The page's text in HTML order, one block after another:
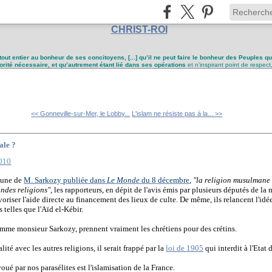
CHRIST-ROI
entier au bonheur de ses concitoyens, [...] qu’il ne peut faire le bonheur des Peuples
nécessaire, et qu’autrement étant lié dans ses opérations et n’inspirant point de
<< Gonneville-sur-Mer, le Lobby... L'islam ne résiste pas à la... >>
?
de M. Sarkozy publiée dans Le Monde du 8 décembre "la religion musulmane
religions", les rapporteurs, en dépit de l'avis émis par plusieurs députés de
l'aide directe au financement des lieux de culte. De même, ils relancent
telles que l'Aïd el-Kébir.
monsieur Sarkozy, prennent vraiment les chrétiens pour des crétins.
avec les autres religions, il serait frappé par la loi de 1905 qui interdit à l'Etat
par nos parasélites est l'islamisation de la France.